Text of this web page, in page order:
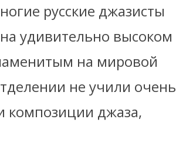
русские джазисты
удивительно высоком
на мировой
не учили очень
джаза,